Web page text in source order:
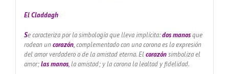
El Claddagh
Se caracteriza por la simbología que lleva implícita:dos manosque
rodean uncorazón,complementado con una corona es la expresión
del amor verdadero o de la amistad eterna. Elcorazónsimboliza el
amor; las manos,la amistad; y la corona la lealtad y fidelidad.